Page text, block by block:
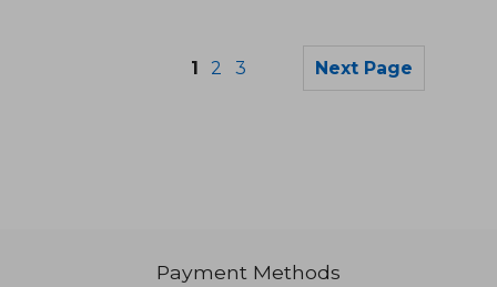
1 2 3 Next Page
Payment Methods